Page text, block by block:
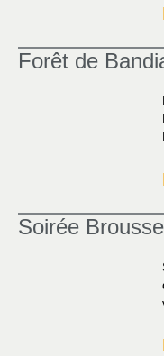
Forêt de
Soirée Brousse